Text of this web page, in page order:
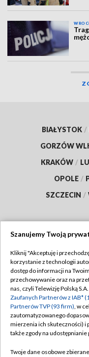
BIAŁYSTOK /
GORZÓW
KRAKÓW /
OPOLE /
SZCZECIN /
Abonament TVP
Emisja w TVP
Centrum informacji
Naziemna Telewizja
Szanujemy Twoją
Kliknij "Akceptuję i
korzystanie z technologii
dostęp do informacji na
przechowywanie oraz na
nas, czyli Telewizję Polską
Zaufanych Partnerów z IAB*
Partnerów TVP (93 firm), w
zautomatyzowanego
mierzenia ich skuteczności) i
także zgody na
Twoje dane osobowe